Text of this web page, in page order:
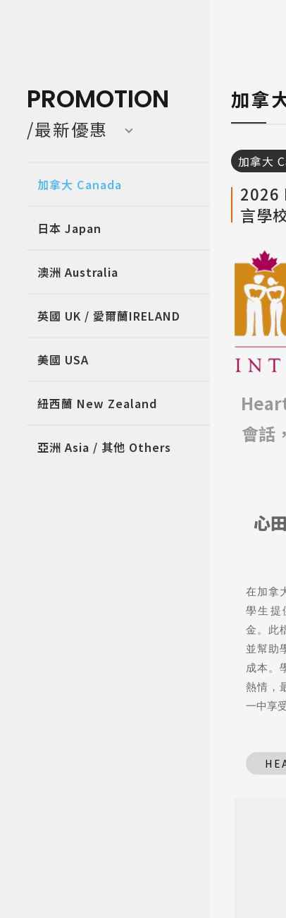
PROMOTION
/最新優惠
加拿大 Canada
日本 Japan
澳洲 Australia
英國 UK / 愛爾蘭IRELAND
美國 USA
紐西蘭 New Zealand
亞洲 Asia / 其他 Others
加拿
加拿大
2026
言學
會話
心
在加拿
學生提
金。此
並幫助
成本。
熱情，
一中享